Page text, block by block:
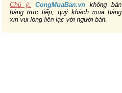
Chú ý: CongMuaBan.vn không bán
hàng trực tiếp, quý khách mua hàng
xin vui lòng liên lạc với người bán.